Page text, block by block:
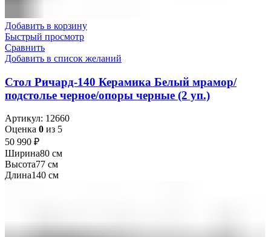
Добавить в корзину
Быстрый просмотр
Сравнить
Добавить в список желаний
Стол Ричард-140 Керамика Белый мрамор/
подстолье черное/опоры черные (2 уп.)
Артикул: 12660
Оценка 0 из 5
50 990 ₽
Ширина80 см
Высота77 см
Длина140 см